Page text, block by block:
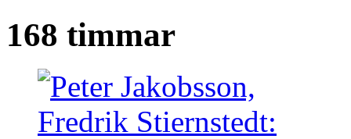
168 timmar